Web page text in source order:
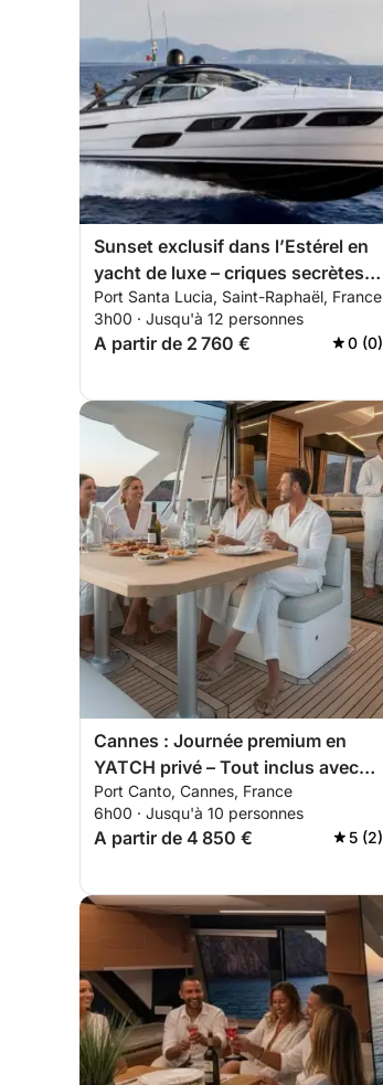
Sunset exclusif dans l’Estérel en
yacht de luxe – criques secrètes &
expérience premium tout inclus
Port Santa Lucia, Saint-Raphaël, France
3h00 · Jusqu'à 12 personnes
A partir de 2 760 € 0 (0)
Cannes : Journée premium en
YATCH privé – Tout inclus avec
brunch & activités nautiques
Port Canto, Cannes, France
6h00 · Jusqu'à 10 personnes
A partir de 4 850 € 5 (2)